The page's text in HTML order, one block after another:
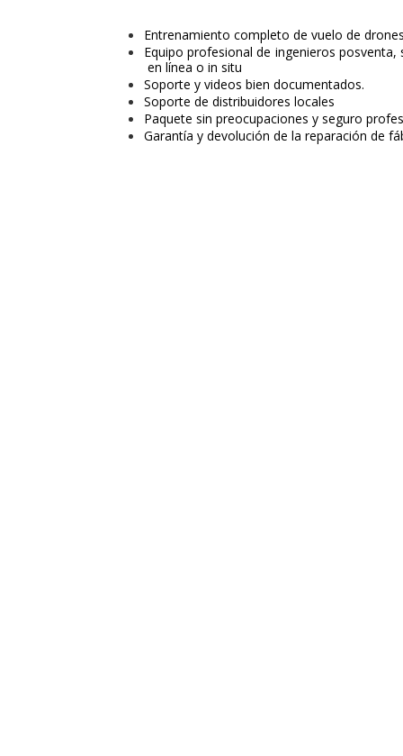
Entrenamiento completo de vuelo de
Equipo profesional de ingenieros
en línea o in situ
Soporte y videos bien documentados.
Soporte de distribuidores locales
Paquete sin preocupaciones y seguro
Garantía y devolución de la reparación de